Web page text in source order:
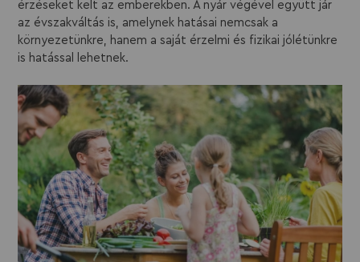
érzéseket kelt az emberekben. A nyár végével együtt jár
az évszakváltás is, amelynek hatásai nemcsak a
környezetünkre, hanem a saját érzelmi és fizikai jólétünkre
is hatással lehetnek.